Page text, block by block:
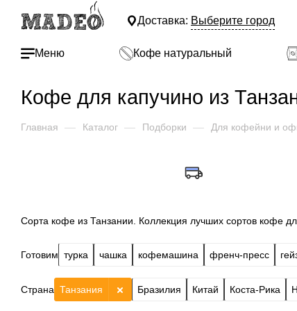
Доставка: Выберите город
Меню Кофе натуральный
Кофе для капучино из
Главная — Каталог — Подборки — Для кофейни и
Сорта кофе из Танзании. Коллекция лучших сортов кофе
Готовим турка чашка кофемашина френч-пресс
Страна Бразилия Китай Коста-Рика
Танзания